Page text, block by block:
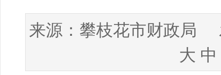
来源： 攀枝花市财政局
大 中